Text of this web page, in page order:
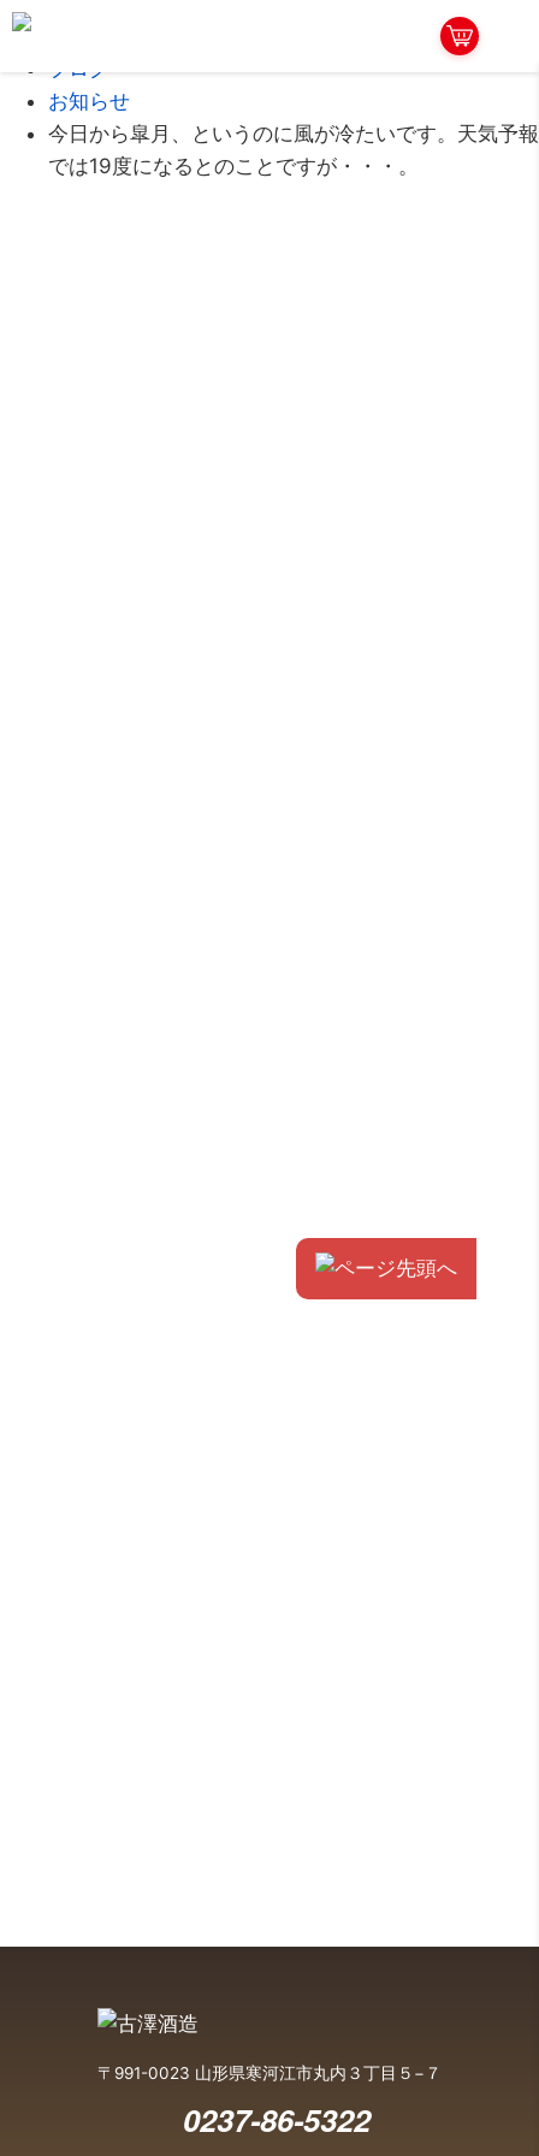
ブログ
お知らせ
今日から皐月、というのに風が冷たいです。天気予報
では19度になるとのことですが・・・。
〒991-0023 山形県寒河江市丸内３丁目５−７
0237-86-5322